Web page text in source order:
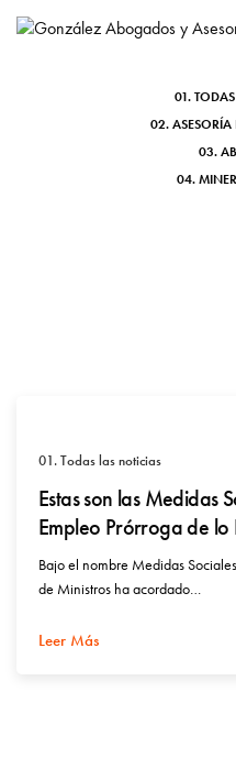
01.
02. ASESORÍA
03.
04.
01. Todas las noticias
Estas son las Medidas
Empleo Prórroga de lo
Bajo el nombre Medidas
de Ministros ha acordado…
Leer Más